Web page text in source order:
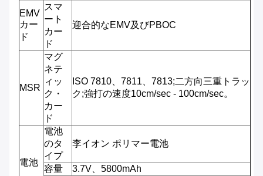
EMV
カー
ド
スマ
ート
カー
ド
迎合的なEMV及びPBOC
MSR
マグ
ネテ
ィッ
ク・
カー
ド
ISO 7810、7811、7813;二方向三重トラッ
ク;強打の速度10cm/sec - 100cm/sec。
電池
電池
のタ
イプ
李イオン ポリマー電池
容量
3.7V、5800mAh